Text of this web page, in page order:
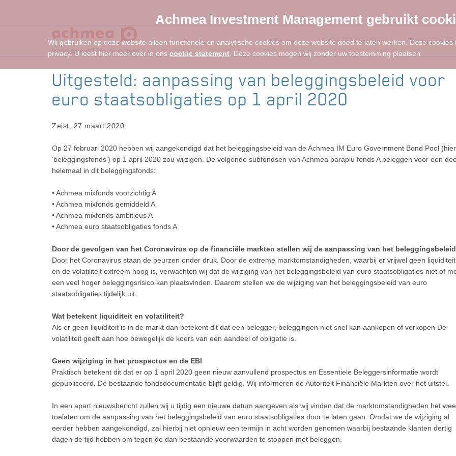
Nieuws Beleggingsfondsen
Achmea Investment Management gebruikt
Wij gebruiken op deze website alleen functionele en analytische cookies om deze website goed te laten werken. Deze
privacy. U leest hier meer over in onscookie statement . Deze cookies mogen wij zonder uw toestemming plaatsen
Uitgesteld: aanpassing van beleggingsbeleid voor
euro staatsobligaties op 1 april 2020
Zeist, 27 maart 2020
Op 27 februari 2020 hebben wij aangekondigd dat het beleggingsbeleid van de Achmea IM Euro Government Bond Pool
'beleggingsfonds') op 1 april 2020 zou wijzigen. De volgende subfondsen van Achmea paraplu fonds A beleggen voor een
helemaal in dit beleggingsfonds:
• Achmea mixfonds voorzichtig A
• Achmea mixfonds gemiddeld A
• Achmea mixfonds ambitieus A
• Achmea euro staatsobligaties fonds A
Door de gevolgen van het Coronavirus op de financiële markten stellen wij de aanpassing van het
Door het Coronavirus staan de beurzen onder druk. Door de extreme marktomstandigheden, waarbij er vrijwel geen
en de volatiliteit extreem hoog is, verwachten wij dat de wijziging van het beleggingsbeleid van euro staatsobligaties niet of
een veel hoger beleggingsrisico kan plaatsvinden. Daarom stellen we de wijziging van het beleggingsbeleid van euro
staatsobligaties tijdelijk uit.
Wat betekent liquiditeit en volatiliteit?
Als er geen liquiditeit is in de markt dan betekent dit dat een belegger, beleggingen niet snel kan aankopen of verkopen De
volatiliteit geeft aan hoe bewegelijk de koers van een aandeel of obligatie is.
Geen wijziging in het prospectus en de EBI
Praktisch betekent dit dat er op 1 april 2020 geen nieuw aanvullend prospectus en Essentiele Beleggersinformatie wordt
gepubliceerd. De bestaande fondsdocumentatie blijft geldig. Wij informeren de Autoriteit Financiële Markten over het uitstel.
In een apart nieuwsbericht zullen wij u tijdig een nieuwe datum aangeven als wij vinden dat de marktomstandigheden het
toelaten om de aanpassing van het beleggingsbeleid van euro staatsobligaties door te laten gaan. Omdat we de wijziging al
eerder hebben aangekondigd, zal hierbij niet opnieuw een termijn in acht worden genomen waarbij bestaande klanten dertig
dagen de tijd hebben om tegen de dan bestaande voorwaarden te stoppen met beleggen.